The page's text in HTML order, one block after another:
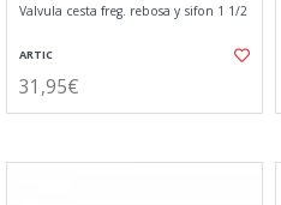
Valvula cesta freg. rebosa y sifon 1 1/2
ARTIC
31,95€